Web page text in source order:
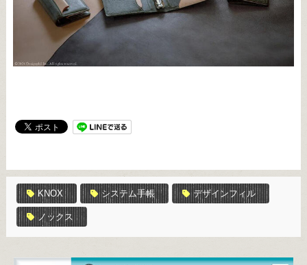
KNOX システム手帳 デザインフィル
ノックス